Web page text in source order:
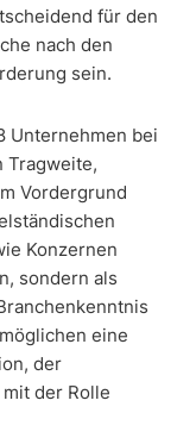
für den
nach den
sein.
Unternehmen bei
Tragweite,
Vordergrund
Konzernen
sondern als
eine
der
der Rolle